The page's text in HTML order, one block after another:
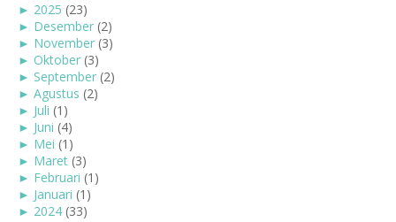
► 2025 (23)
► Desember (2)
► November (3)
► Oktober (3)
► September (2)
► Agustus (2)
► Juli (1)
► Juni (4)
► Mei (1)
► Maret (3)
► Februari (1)
► Januari (1)
► 2024 (33)